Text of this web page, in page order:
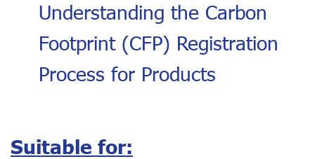
Understanding the Carbon
Footprint (CFP) Registration
Process for Products
Suitable for: